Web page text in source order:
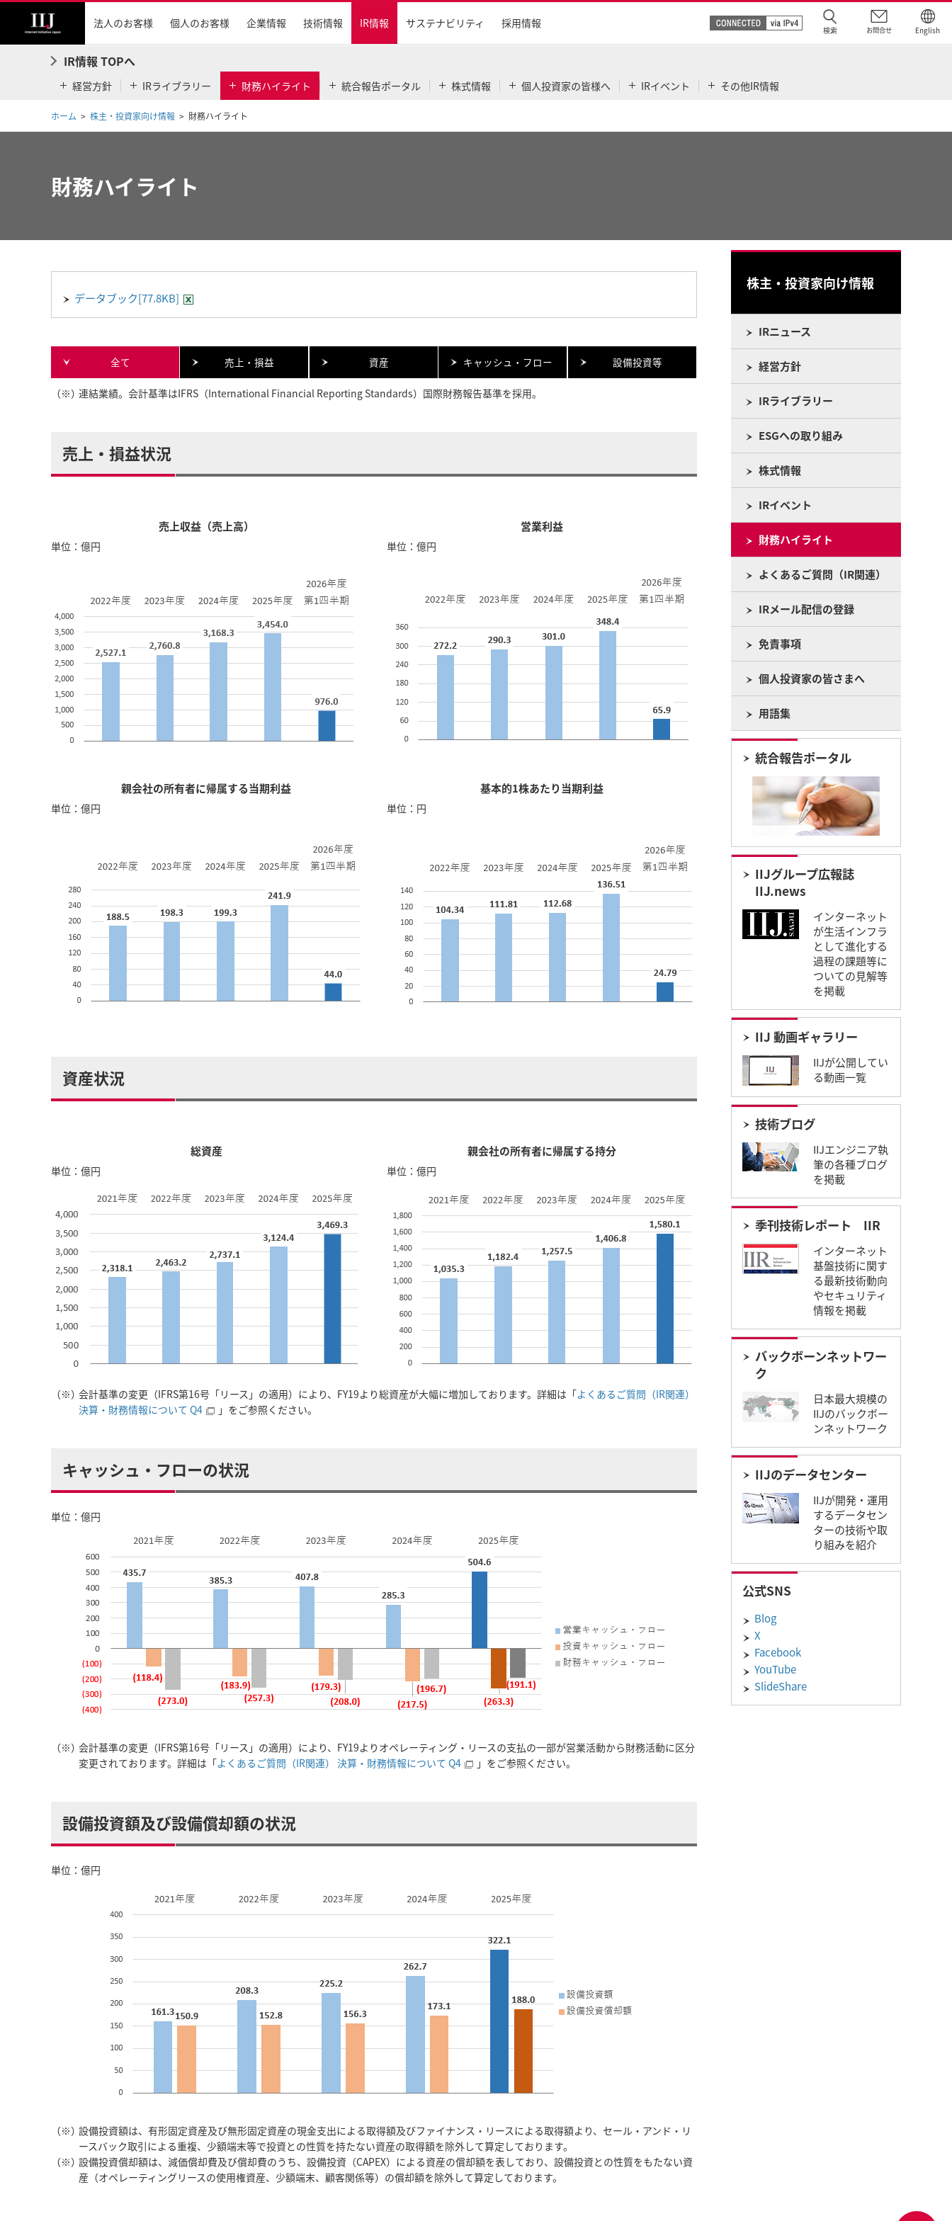
法人のお客様 個人のお客様 企業情報 技術情報 IR情報 サステナビリティ 採用情報
検索 お問合せ English
IR情報 TOPへ
経営方針 IRライブラリー 財務ハイライト 統合報告ポータル 株式情報 個人投資家の皆様へ IRイベント その他IR情報
ホーム 株主・投資家向け情報 財務ハイライト
財務ハイライト
データブック[77.8KB]
全て 売上・損益 資産 キャッシュ・フロー 設備投資等
（※）連結業績。会計基準はIFRS（International Financial Reporting Standards）国際財務報告基準を採用。
売上・損益状況
売上収益（売上高）
単位：億円
営業利益
単位：億円
親会社の所有者に帰属する当期利益
単位：億円
基本的1株あたり当期利益
単位：円
資産状況
総資産
単位：億円
親会社の所有者に帰属する持分
単位：億円
（※）会計基準の変更（IFRS第16号「リース」の適用）により、FY19より総資産が大幅に増加しております。詳細は「よくあるご質問（IR関連）
決算・財務情報について Q4
」をご参照ください。
キャッシュ・フローの状況
単位：億円
（※）会計基準の変更（IFRS第16号「リース」の適用）により、FY19よりオペレーティング・リースの支払の一部が営業活動から財務活動に区分
変更されております。詳細は「よくあるご質問（IR関連） 決算・財務情報について Q4 」をご参照ください。
設備投資額及び設備償却額の状況
単位：億円
（※）設備投資額は、有形固定資産及び無形固定資産の現金支出による取得額及びファイナンス・リースによる取得額より、セール・アンド・リ
ースバック取引による重複、少額端末等で投資との性質を持たない資産の取得額を除外して算定しております。
（※）設備投資償却額は、減価償却費及び償却費のうち、設備投資（CAPEX）による資産の償却額を表しており、設備投資との性質をもたない資
産（オペレーティングリースの使用権資産、少額端末、顧客関係等）の償却額を除外して算定しております。
株主・投資家向け情報
IRニュース
経営方針
IRライブラリー
ESGへの取り組み
株式情報
IRイベント
財務ハイライト
よくあるご質問（IR関連）
IRメール配信の登録
免責事項
個人投資家の皆さまへ
用語集
統合報告ポータル
IIJグループ広報誌
IIJ.news
インターネット
が生活インフラ
として進化する
過程の課題等に
ついての見解等
を掲載
IIJ 動画ギャラリー
IIJが公開してい
る動画一覧
技術ブログ
IIJエンジニア執
筆の各種ブログ
を掲載
季刊技術レポート IIR​
インターネット
基盤技術に関す
る最新技術動向
やセキュリティ
情報を掲載
バックボーンネットワー
ク
日本最大規模の
IIJのバックボー
ンネットワーク
IIJのデータセンター
IIJが開発・運用
するデータセン
ターの技術や取
り組みを紹介
公式SNS
Blog
X
Facebook
YouTube
SlideShare